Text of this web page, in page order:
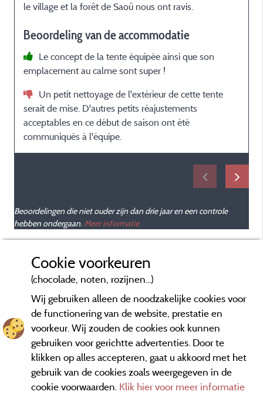
le village et la forêt de Saoû nous ont ravis.
Beoordeling van de accommodatie
Le concept de la tente équipée ainsi que son
emplacement au calme sont super !
Un petit nettoyage de l'extérieur de cette tente
serait de mise. D'autres petits réajustements
acceptables en ce début de saison ont été
communiqués à l'équipe.
Beoordelingen die niet ouder zijn dan drie jaar en een controle
hebben ondergaan. Meer informatie
Cookie voorkeuren
(chocolade, noten, rozijnen...)
Wij gebruiken alleen de noodzakelijke cookies voor
de functionering van de website, prestatie en
voorkeur. Wij zouden de cookies ook kunnen
gebruiken voor gerichtte advertenties. Door te
klikken op alles accepteren, gaat u akkoord met het
gebruik van de cookies zoals weergegeven in de
cookie voorwaarden. Klik hier voor meer informatie